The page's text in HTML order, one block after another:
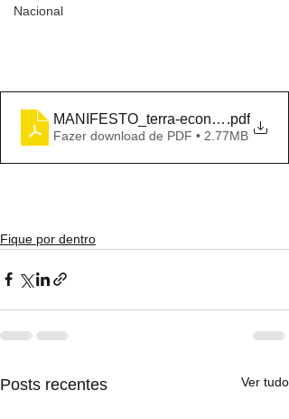
Nacional
MANIFESTO_terra-economia
.pdf
Fazer download de PDF • 2.77MB
Fique por dentro
Posts recentes Ver tudo